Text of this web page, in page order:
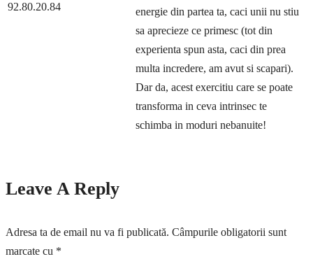
92.80.20.84
energie din partea ta, caci unii nu stiu
sa aprecieze ce primesc (tot din
experienta spun asta, caci din prea
multa incredere, am avut si scapari).
Dar da, acest exercitiu care se poate
transforma in ceva intrinsec te
schimba in moduri nebanuite!
Leave A Reply
Adresa ta de email nu va fi publicată. Câmpurile obligatorii sunt
marcate cu *